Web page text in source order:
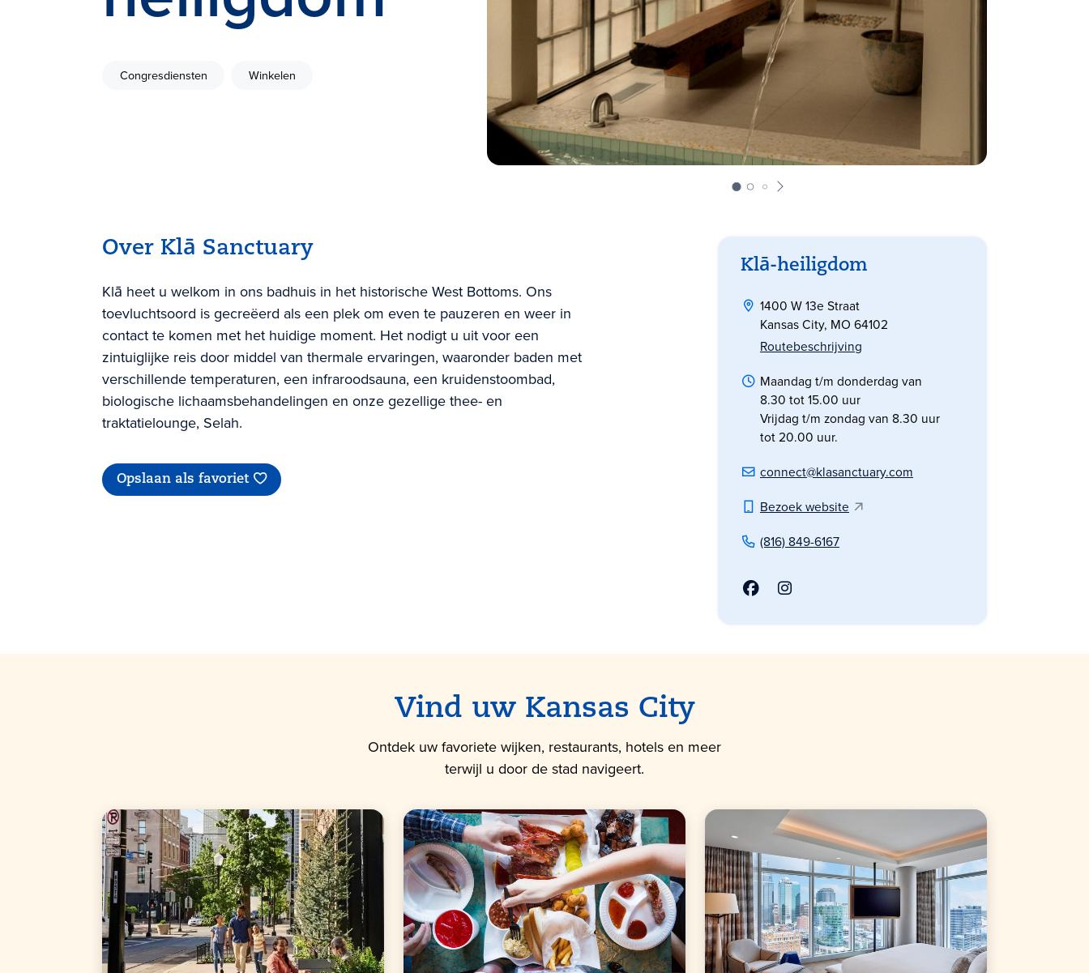
Congresdiensten Winkelen
Over Klā Sanctuary
Klā heet u welkom in ons badhuis in het historische West Bottoms. Ons
toevluchtsoord is gecreëerd als een plek om even te pauzeren en weer in
contact te komen met het huidige moment. Het nodigt u uit voor een
zintuiglijke reis door middel van thermale ervaringen, waaronder baden met
verschillende temperaturen, een infraroodsauna, een kruidenstoombad,
biologische lichaamsbehandelingen en onze gezellige thee- en
traktatielounge, Selah.
Opslaan als favoriet
Klā-heiligdom
1400 W 13e Straat
Kansas City, MO 64102
Routebeschrijving
Maandag t/m donderdag van
8.30 tot 15.00 uur
Vrijdag t/m zondag van 8.30 uur
tot 20.00 uur.
connect@klasanctuary.com
Bezoek website
(816) 849-6167
Vind uw Kansas City
Ontdek uw favoriete wijken, restaurants, hotels en meer
terwijl u door de stad navigeert.